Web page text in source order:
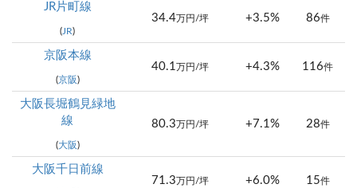
JR片町線
(JR)
34.4 万円/坪 +3.5% 86件
京阪本線
(京阪 )
40.1 万円/坪 +4.3% 116件
大阪長堀鶴見緑地
線
(大阪 )
80.3 万円/坪 +7.1% 28件
大阪千日前線
71.3 万円/坪 +6.0% 15件